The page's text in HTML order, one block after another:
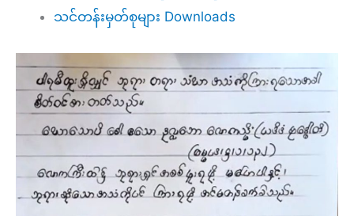
သင်တန်းမှတ်စုများ Downloads